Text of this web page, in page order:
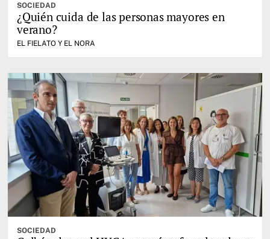
SOCIEDAD
¿Quién cuida de las personas mayores en
verano?
EL FIELATO Y EL NORA
SOCIEDAD